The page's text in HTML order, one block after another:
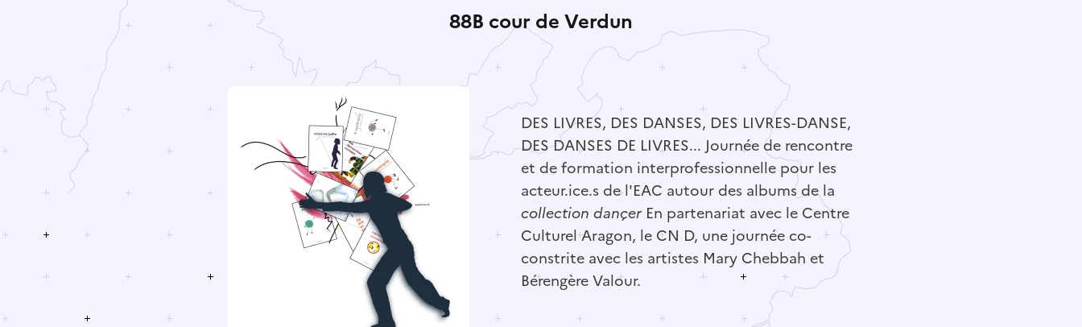
88B cour de Verdun
DES LIVRES, DES DANSES, DES LIVRES-DANSE,
DES DANSES DE LIVRES... Journée de rencontre
et de formation interprofessionnelle pour les
acteur.ice.s de l'EAC autour des albums de la
collection dançerEn partenariat avec le Centre
Culturel Aragon, le CN D, une journée co-
constrite avec les artistes Mary Chebbah et
Bérengère Valour.